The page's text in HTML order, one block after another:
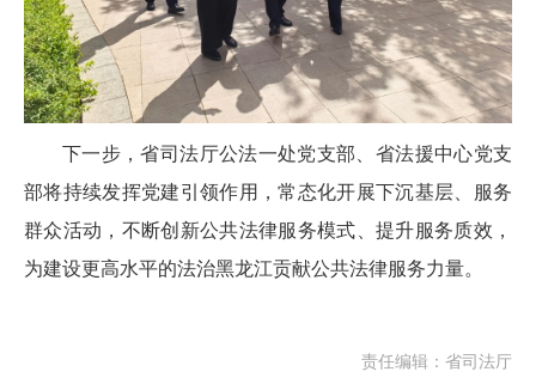
下一步，省司法厅公法一处党支部、省法援中心党支
部将持续发挥党建引领作用，常态化开展下沉基层、服务
群众活动，不断创新公共法律服务模式、提升服务质效，
为建设更高水平的法治黑龙江贡献公共法律服务力量。
责任编辑：省司法厅